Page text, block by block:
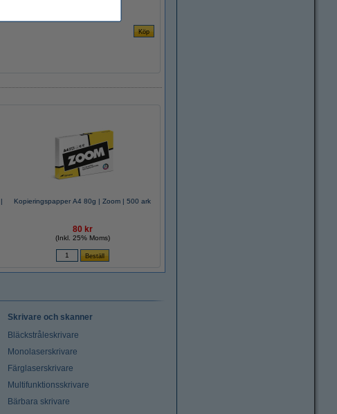
Kopieringspapper A4 80g | Zoom | 500 ark
80 kr
(Inkl. 25% Moms)
Skrivare och skanner
Bläckstråleskrivare
Monolaserskrivare
Färglaserskrivare
Multifunktionsskrivare
Bärbara skrivare